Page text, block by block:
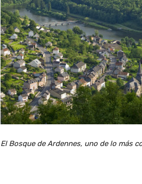
El Bosque de Ardennes, uno de lo más